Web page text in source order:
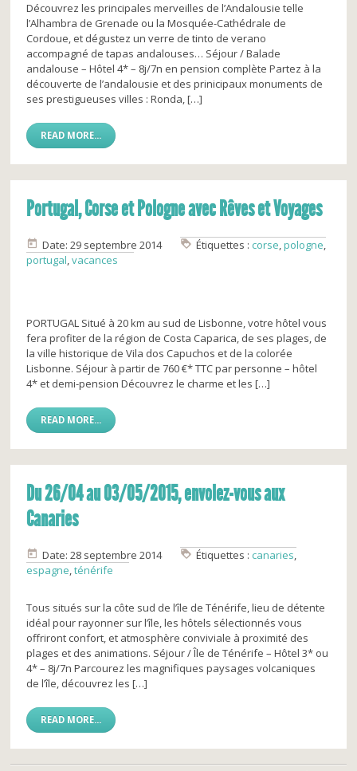
Découvrez les principales merveilles de l’Andalousie telle
l’Alhambra de Grenade ou la Mosquée-Cathédrale de
Cordoue, et dégustez un verre de tinto de verano
accompagné de tapas andalouses… Séjour / Balade
andalouse – Hôtel 4* – 8j/7n en pension complète Partez à la
découverte de l’andalousie et des prinicipaux monuments de
ses prestigueuses villes : Ronda, […]
READ MORE...
Portugal, Corse et Pologne avec Rêves et Voyages
Date: 29 septembre 2014 Étiquettes : corse,pologne,
portugal,vacances
PORTUGAL Situé à 20 km au sud de Lisbonne, votre hôtel vous
fera profiter de la région de Costa Caparica, de ses plages, de
la ville historique de Vila dos Capuchos et de la colorée
Lisbonne. Séjour à partir de 760 €* TTC par personne – hôtel
4* et demi-pension Découvrez le charme et les […]
READ MORE...
Du 26/04 au 03/05/2015, envolez-vous aux
Canaries
Date: 28 septembre 2014 Étiquettes : canaries,
espagne,ténérife
Tous situés sur la côte sud de l’île de Ténérife, lieu de détente
idéal pour rayonner sur l’île, les hôtels sélectionnés vous
offriront confort, et atmosphère conviviale à proximité des
plages et des animations. Séjour / Île de Ténérife – Hôtel 3* ou
4* – 8j/7n Parcourez les magnifiques paysages volcaniques
de l’île, découvrez les […]
READ MORE...